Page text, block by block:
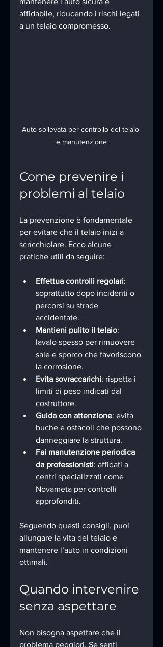
affidabile, riducendo i rischi legati
a un telaio compromesso.
Auto sollevata per controllo del telaio
e manutenzione
Come prevenire i
problemi al telaio
La prevenzione è fondamentale
per evitare che il telaio inizi a
scricchiolare. Ecco alcune
pratiche utili da seguire:
Effettua controlli regolari:
soprattutto dopo incidenti o
percorsi su strade
accidentate.
Mantieni pulito il telaio:
lavalo spesso per rimuovere
sale e sporco che favoriscono
la corrosione.
Evita sovraccarichi: rispetta i
limiti di peso indicati dal
costruttore.
Guida con attenzione: evita
buche e ostacoli che possono
danneggiare la struttura.
Fai manutenzione periodica
da professionisti: affidati a
centri specializzati come
Novameta per controlli
approfonditi.
Seguendo questi consigli, puoi
allungare la vita del telaio e
mantenere l’auto in condizioni
ottimali.
Quando intervenire
senza aspettare
Non bisogna aspettare che il
problema peggiori. Se senti